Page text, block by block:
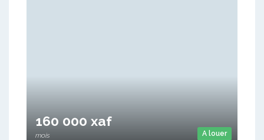
A louer
160 000 xaf
mois